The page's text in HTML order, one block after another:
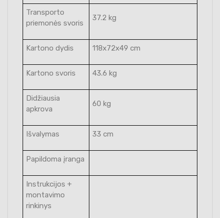
Transporto
priemonės svoris
37.2 kg
Kartono dydis 118x72x49 cm
Kartono svoris 43.6 kg
Didžiausia
apkrova
60 kg
Išvalymas 33 cm
Papildoma įranga
Instrukcijos +
montavimo
rinkinys